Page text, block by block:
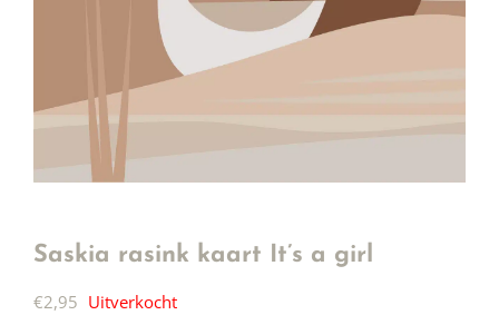
Saskia rasink kaart It’s a girl
€2,95 Uitverkocht